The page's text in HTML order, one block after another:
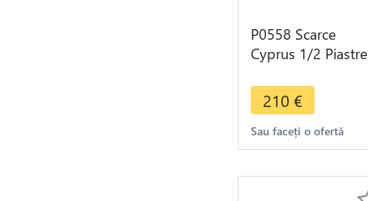
P0558 Scarce
Cyprus 1/2 Piastre
Make offer
210 €
Sau faceți o ofertă